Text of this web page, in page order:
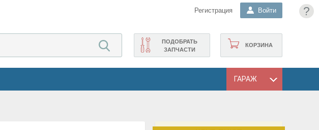
?
Регистрация Войти
КОРЗИНА
ПОДОБРАТЬ
ЗАПЧАСТИ
ГАРАЖ